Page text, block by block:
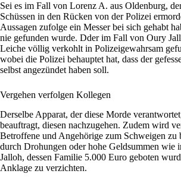
Sei es im Fall von Lorenz A. aus Oldenburg,
Schüssen in den Rücken von derPolizei
Aussagen zufolge ein Messer bei sich gehabt
nie gefunden wurde. Dder im Fall von Oury
Leiche völlig verkohlt in Polizeigewahrsam
wobei die Polizei behauptet hat, dass der
selbst angezündet haben soll.
Vergehen verfolgen Kollegen
Derselbe Apparat, der diese Morde
beauftragt, diesen nachzugehen. Zudem wird
Betroffene und Angehörige zum Schweigen zu
durch Drohungen oder hohe Geldsummen wie
Jalloh, dessen Familie 5.000 Euro geboten
Anklage zu verzichten.